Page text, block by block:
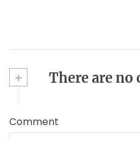
+ There are no
Comment